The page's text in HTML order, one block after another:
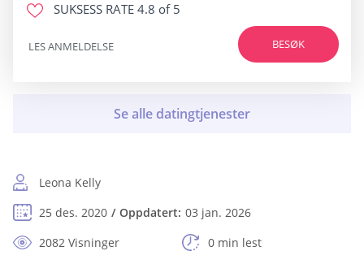
SUKSESS RATE 4.8 of 5
BESØK
LES ANMELDELSE
Leona Kelly
25 des. 2020
Oppdatert: 03 jan. 2026
2082 Visninger
0 min lest